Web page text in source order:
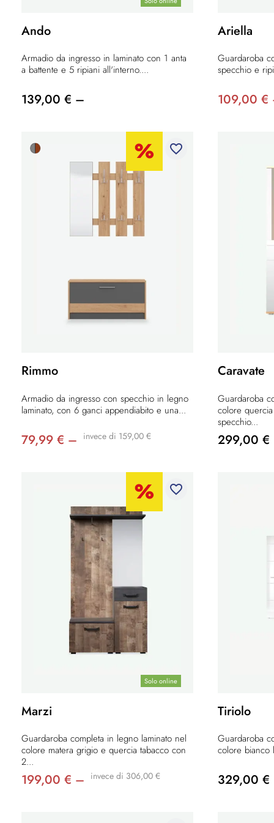
Ando
Armadio da ingresso in laminato con 1 anta
a battente e 5 ripiani all'interno....
139,00 € –
Ariella
Guardaroba
specchio e
109,00 €
favorite_border
Rimmo
Armadio da ingresso con specchio in legno
laminato, con 6 ganci appendiabito e una...
79,99 € – invece di 159,00 €
Caravate
Guardaroba
colore
specchio...
299,00
Solo online
favorite_border
Marzi
Guardaroba completa in legno laminato nel
colore matera grigio e quercia tabacco con
2...
199,00 € – invece di 306,00 €
Tiriolo
Guardaroba
colore
329,00